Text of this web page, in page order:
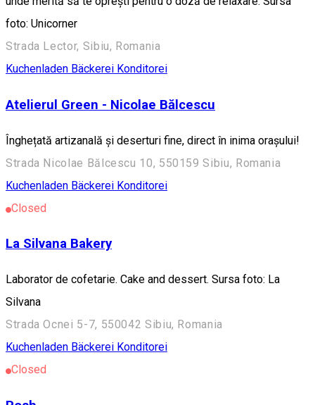
foto: Unicorner
Strada Lector, Sibiu, Romania
Kuchenladen Bäckerei Konditorei
Atelierul Green - Nicolae Bălcescu
Înghețată artizanală și deserturi fine, direct în inima orașului!
Strada Nicolae Bălcescu 10, 550159 Sibiu, Romania
Kuchenladen Bäckerei Konditorei
Closed
La Silvana Bakery
Laborator de cofetarie. Cake and dessert. Sursa foto: La
Silvana
Strada Ocnei 5-7, 550042 Sibiu, Romania
Kuchenladen Bäckerei Konditorei
Closed